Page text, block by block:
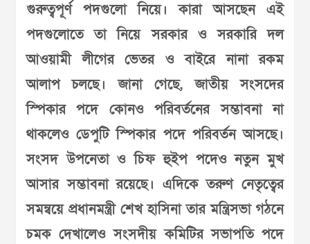
গুরুত্বপূর্ণ পদগুলো নিয়ে। কারা আসছেন এই
পদগুলোতে তা নিয়ে সরকার ও সরকারি দল
আওয়ামী লীগের ভেতর ও বাইরে নানা রকম
আলাপ চলছে। জানা গেছে, জাতীয় সংসদের
স্পিকার পদে কোনও পরিবর্তনের সম্ভাবনা না
থাকলেও ডেপুটি স্পিকার পদে পরিবর্তন আসছে।
সংসদ উপনেতা ও চিফ হুইপ পদেও নতুন মুখ
আসার সম্ভাবনা রয়েছে। এদিকে তরুণ নেতৃত্বের
সমন্বয়ে প্রধানমন্ত্রী শেখ হাসিনা তার মন্ত্রিসভা গঠনে
চমক দেখালেও সংসদীয় কমিটির সভাপতি পদে